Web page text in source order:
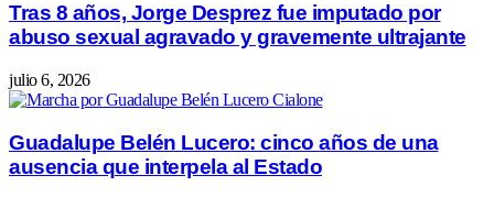
Tras 8 años, Jorge Desprez fue imputado por
abuso sexual agravado y gravemente ultrajante
julio 6, 2026
Guadalupe Belén Lucero: cinco años de una
ausencia que interpela al Estado